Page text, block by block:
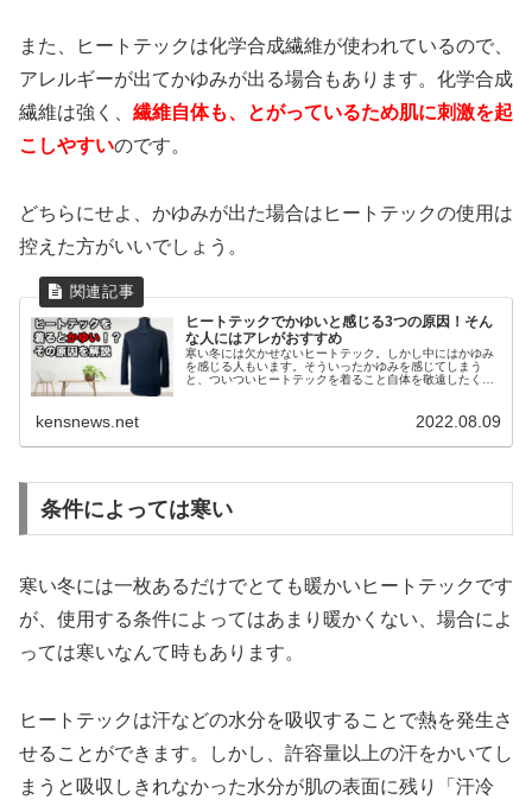
また、ヒートテックは化学合成繊維が使われているので、
アレルギーが出てかゆみが出る場合もあります。化学合成
繊維は強く、 繊維自体も、とがっているため肌に刺激を起
こしやすいのです。
どちらにせよ、かゆみが出た場合はヒートテックの使用は
控えた方がいいでしょう。
ヒートテックでかゆいと感じる3つの原因！そん
な人にはアレがおすすめ
寒い冬には欠かせないヒートテック。しかし中にはかゆみ
を感じる人もいます。そういったかゆみを感じてしまう
と、ついついヒートテックを着ること自体を敬遠したくな
kensnews.net 2022.08.09
条件によっては寒い
寒い冬には一枚あるだけでとても暖かいヒートテックです
が、使用する条件によってはあまり暖かくない、場合によ
っては寒いなんて時もあります。
ヒートテックは汗などの水分を吸収することで熱を発生さ
せることができます。しかし、許容量以上の汗をかいてし
まうと吸収しきれなかった水分が肌の表面に残り「汗冷